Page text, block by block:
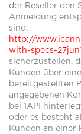
der Reseller den
Anmeldung
sind:
http://
with-specs-
sicherzustellen,
Kunden über
bereitgestellten
angegebenen
bei 1API
oder es besteht
Kunden an einer